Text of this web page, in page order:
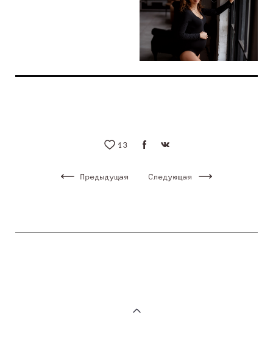
13
Предыдущая Следующая